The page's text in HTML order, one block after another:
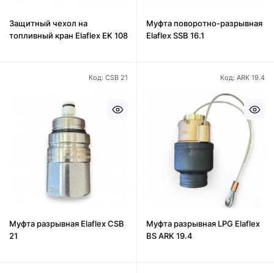
Защитный чехол на
топливный кран Elaflex EK 108
Муфта поворотно-разрывная
Elaflex SSB 16.1
Код: CSB 21
Муфта разрывная Elaflex CSB
21
Код: ARK 19.4
Муфта разрывная LPG Elaflex
BS ARK 19.4